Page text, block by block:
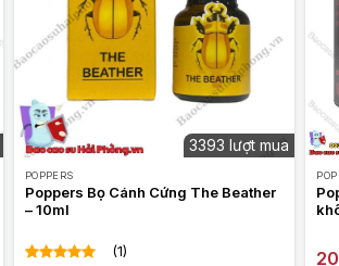
3393 lượt mua
POPPERS
Poppers Bọ Cánh Cứng The Beather
– 10ml
(1)